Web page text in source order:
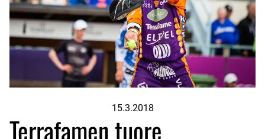
15.3.2018
Terrafamen tuore